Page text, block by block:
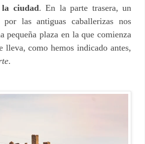
ciudad. En la parte trasera, un
las antiguas caballerizas nos
pequeña plaza en la que comienza
lleva, como hemos indicado antes,
.